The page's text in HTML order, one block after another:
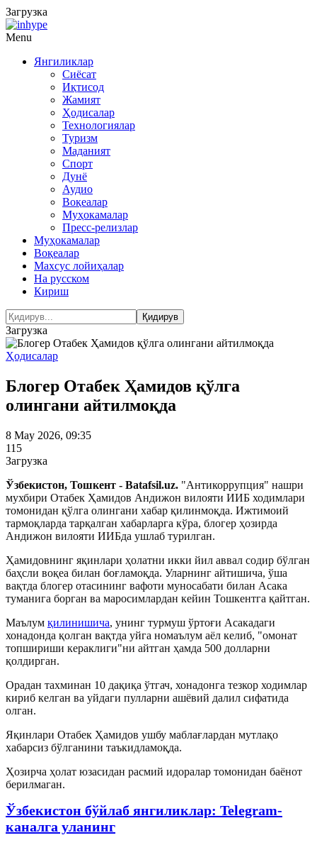
Загрузка
Menu
Янгиликлар
Сиёсат
Иқтисод
Жамият
Ҳодисалар
Технологиялар
Туризм
Маданият
Спорт
Дунё
Аудио
Воқеалар
Муҳокамалар
Пресс-релизлар
Муҳокамалар
Воқеалар
Махсус лойиҳалар
На русском
Кириш
Загрузка
Ҳодисалар
Блогер Отабек Ҳамидов қўлга
олингани айтилмоқда
8 May 2026, 09:35
115
Загрузка
Ўзбекистон, Тошкент - Batafsil.uz. "Антикоррупция" нашри
мухбири Отабек Ҳамидов Андижон вилояти ИИБ ходимлари
томонидан қўлга олингани хабар қилинмоқда. Ижтимоий
тармоқларда тарқалган хабарларга кўра, блогер ҳозирда
Андижон вилояти ИИБда ушлаб турилган.
Ҳамидовнинг яқинлари ҳолатни икки йил аввал содир бўлган
баҳсли воқеа билан боғламоқда. Уларнинг айтишича, ўша
вақтда блогер отасининг вафоти муносабати билан Асака
туманига борган ва маросимлардан кейин Тошкентга қайтган.
Маълум қилинишича, унинг турмуш ўртоғи Асакадаги
хонадонда қолган вақтда уйга номаълум аёл келиб, "омонат
топшириши кераклиги"ни айтган ҳамда 500 долларни
қолдирган.
Орадан тахминан 10 дақиқа ўтгач, хонадонга тезкор ходимлар
кириб келган ва уйдаги пулларни ашёвий далил сифатида
олган.
Яқинлари Отабек Ҳамидов ушбу маблағлардан мутлақо
хабарсиз бўлганини таъкидламоқда.
Ҳозирча ҳолат юзасидан расмий идоралар томонидан баёнот
берилмаган.
Ўзбекистон бўйлаб янгиликлар: Telegram-
каналга уланинг